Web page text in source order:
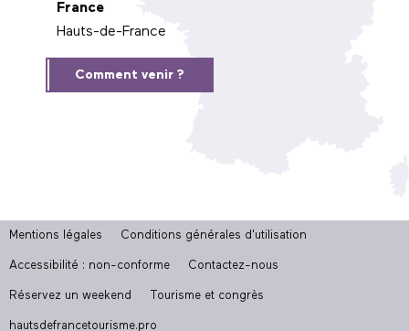
France
Hauts-de-France
Comment venir ?
Mentions légales Conditions générales d'utilisation
Accessibilité : non-conforme Contactez-nous
Réservez un weekend Tourisme et congrès
hautsdefrancetourisme.pro